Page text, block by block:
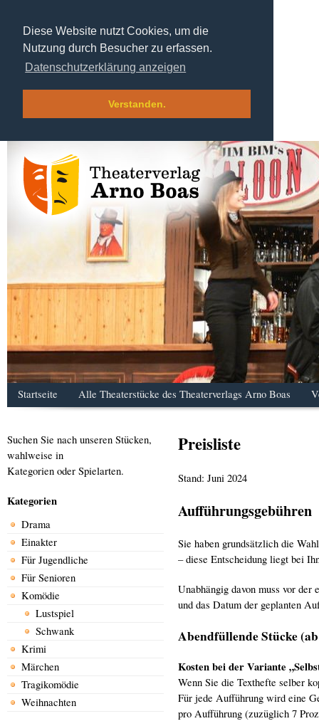
Diese Website nutzt Cookies, um die
Nutzung durch Besucher zu erfassen.
Datenschutzerklärung anzeigen
Verstanden.
Startseite Alle Theaterstücke des Theaterverlags Arno Boas
Suchen Sie nach unseren Stücken,
wahlweise in
Kategorien oder Spielarten.
Kategorien
Drama
Einakter
Für Jugendliche
Für Senioren
Komödie
Lustspiel
Schwank
Krimi
Märchen
Tragikomödie
Weihnachten
Preisliste
Stand: Juni 2024
Aufführungsgebühren
Sie haben grundsätzlich die
– diese Entscheidung liegt bei
Unabhängig davon muss vor
und das Datum der geplanten
Abendfüllende Stücke
Kosten bei der Variante
Wenn Sie die Texthefte selber
Für jede Aufführung wird eine
pro Aufführung (zuzüglich 7